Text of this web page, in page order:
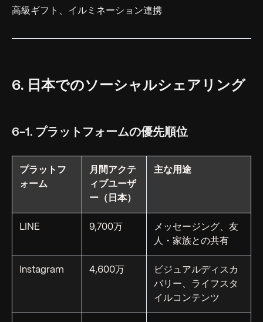
高級ギフト、イルミネーション連携
6. 日本でのソーシャルシェアリング
6-1. プラットフォームの優先順位
プラットフ
ォーム
月間アクテ
ィブユーザ
ー（日本）
主な用途
LINE 9,700万
メッセージング、友
人・家族との共有
Instagram 4,600万
ビジュアルディスカ
バリー、ライフスタ
イルコンテンツ